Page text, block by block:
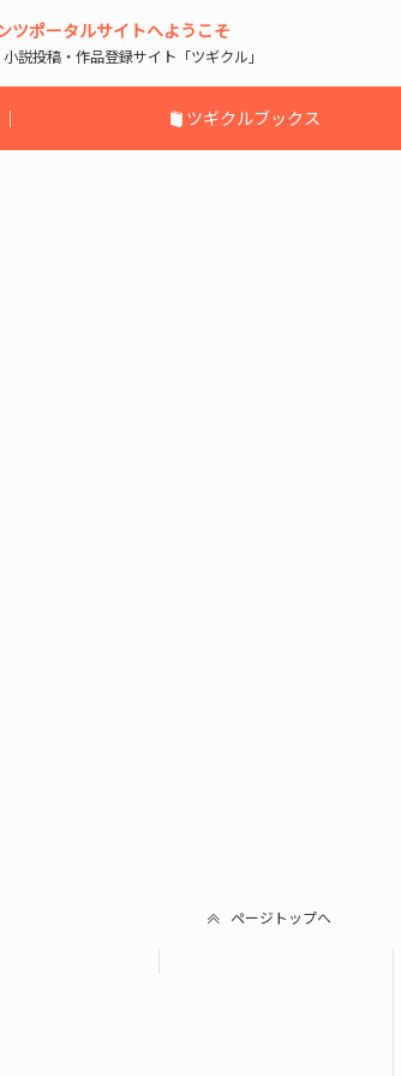
ツポータルサイトへようこそ
説投稿・作品登録サイト「ツギクル」
｜ ツギクルブックス
ページトップへ